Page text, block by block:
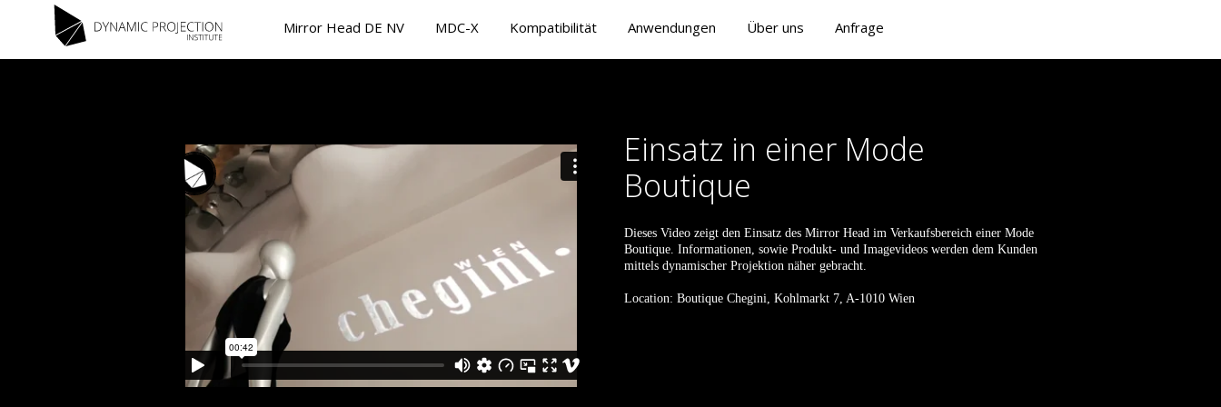
Mirror Head DE NV MDC-X Kompatibilität Anwendungen Über uns Anfrage
Einsatz in einer Mode
Boutique
Dieses Video zeigt den Einsatz des Mirror Head im Verkaufsbereich einer Mode
Boutique. Informationen, sowie Produkt- und Imagevideos werden dem Kunden
mittels dynamischer Projektion näher gebracht.
Location: Boutique Chegini, Kohlmarkt 7, A-1010 Wien